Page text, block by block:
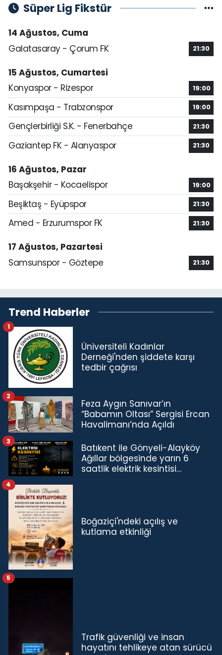
Süper Lig Fikstür
14 Ağustos, Cuma
Galatasaray - Çorum FK
21:30
15 Ağustos, Cumartesi
Konyaspor - Rizespor
19:00
Kasımpaşa - Trabzonspor 19:00
Gençlerbirliği S.K. - Fenerbahçe 21:30
Gaziantep FK - Alanyaspor 21:30
16 Ağustos, Pazar
Başakşehir - Kocaelispor
19:00
Beşiktaş - Eyüpspor 21:30
Amed - Erzurumspor FK 21:30
17 Ağustos, Pazartesi
Samsunspor - Göztepe
21:30
Trend Haberler
Üniversiteli Kadınlar
Derneği'nden şiddete karşı
tedbir çağrısı
1
Feza Aygın Sanıvar’ın
“Babamın Oltası” Sergisi Ercan
Havalimanı’nda Açıldı
2
Batıkent ile Gönyeli-Alayköy
Ağıllar bölgesinde yarın 6
saatlik elektrik kesintisi…
3
Boğaziçi'ndeki açılış ve
kutlama etkinliği
4
Trafik güvenliği ve insan
hayatını tehlikeye atan sürücü
5